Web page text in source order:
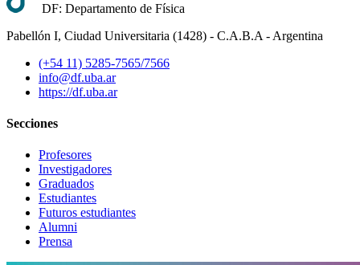
DF: Departamento de Física
Pabellón I, Ciudad Universitaria (1428) - C.A.B.A - Argentina
(+54 11) 5285-7565/7566
info@df.uba.ar
https://df.uba.ar
Secciones
Profesores
Investigadores
Graduados
Estudiantes
Futuros estudiantes
Alumni
Prensa